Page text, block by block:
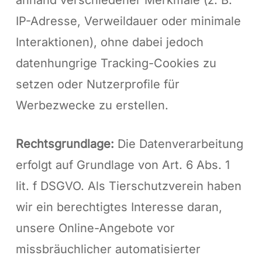
IP-Adresse, Verweildauer oder minimale
Interaktionen), ohne dabei jedoch
datenhungrige Tracking-Cookies zu
setzen oder Nutzerprofile für
Werbezwecke zu erstellen.
Rechtsgrundlage: Die Datenverarbeitung
erfolgt auf Grundlage von Art. 6 Abs. 1
lit. f DSGVO. Als Tierschutzverein haben
wir ein berechtigtes Interesse daran,
unsere Online-Angebote vor
missbräuchlicher automatisierter